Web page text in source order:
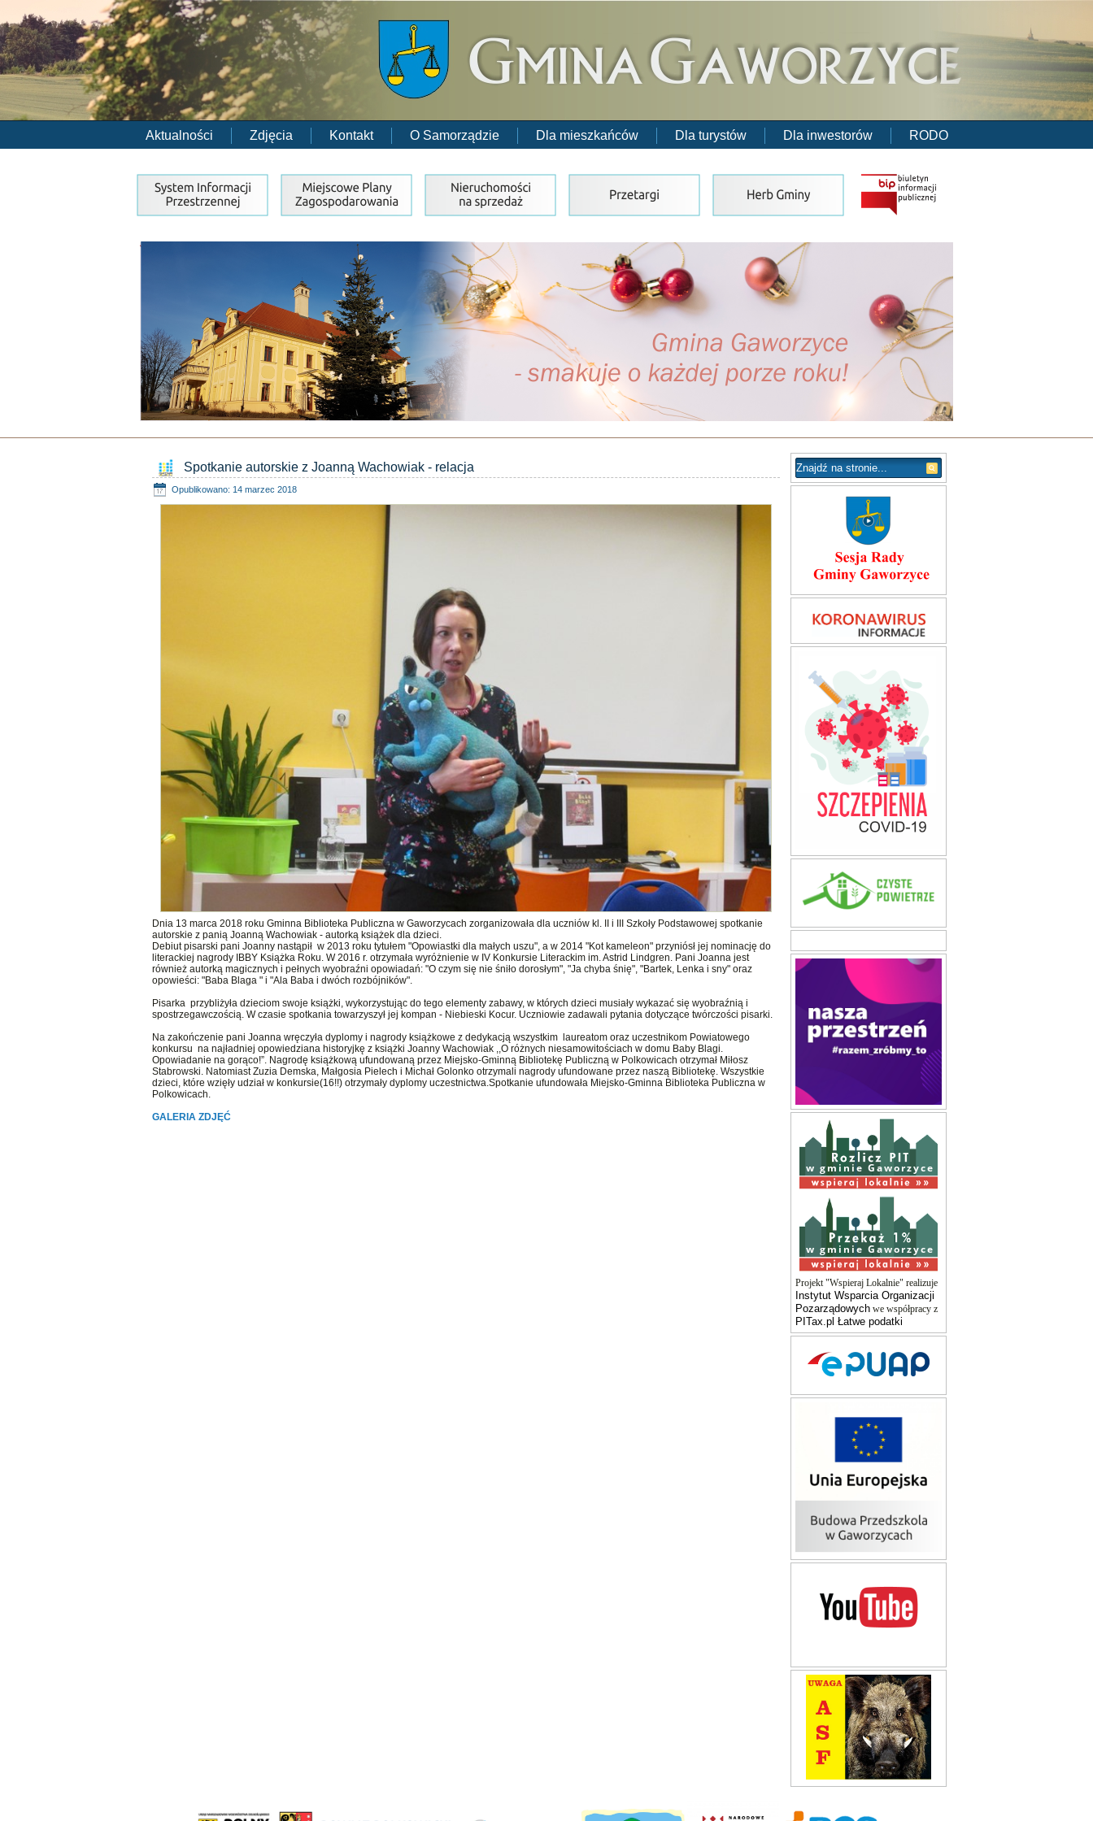
Aktualności Zdjęcia Kontakt O Samorządzie Dla mieszkańców Dla turystów Dla inwestorów RODO
Spotkanie autorskie z Joanną Wachowiak - relacja
Opublikowano: 14 marzec 2018
Dnia 13 marca 2018 roku Gminna Biblioteka Publiczna w Gaworzycach zorganizowała dla uczniów kl. II i III Szkoły Podstawowej spotkanie
autorskie z panią Joanną Wachowiak - autorką książek dla dzieci.
Debiut pisarski pani Joanny nastąpił w 2013 roku tytułem "Opowiastki dla małych uszu", a w 2014 "Kot kameleon" przyniósł jej nominację do
literackiej nagrody IBBY Książka Roku. W 2016 r. otrzymała wyróżnienie w IV Konkursie Literackim im. Astrid Lindgren. Pani Joanna jest
również autorką magicznych i pełnych wyobraźni opowiadań: "O czym się nie śniło dorosłym", "Ja chyba śnię", "Bartek, Lenka i sny" oraz
opowieści: "Baba Blaga " i "Ala Baba i dwóch rozbójników".
Pisarka przybliżyła dzieciom swoje książki, wykorzystując do tego elementy zabawy, w których dzieci musiały wykazać się wyobraźnią i
spostrzegawczością. W czasie spotkania towarzyszył jej kompan - Niebieski Kocur. Uczniowie zadawali pytania dotyczące twórczości pisarki.
Na zakończenie pani Joanna wręczyła dyplomy i nagrody książkowe z dedykacją wszystkim laureatom oraz uczestnikom Powiatowego
konkursu na najładniej opowiedziana historyjkę z książki Joanny Wachowiak ,,O różnych niesamowitościach w domu Baby Blagi.
Opowiadanie na gorąco!”. Nagrodę książkową ufundowaną przez Miejsko-Gminną Bibliotekę Publiczną w Polkowicach otrzymał Miłosz
Stabrowski. Natomiast Zuzia Demska, Małgosia Pielech i Michał Golonko otrzymali nagrody ufundowane przez naszą Bibliotekę. Wszystkie
dzieci, które wzięły udział w konkursie(16!!) otrzymały dyplomy uczestnictwa.Spotkanie ufundowała Miejsko-Gminna Biblioteka Publiczna w
Polkowicach.
GALERIA ZDJĘĆ
w gminie Gaworzyce
w gminie Gaworzyce
Projekt "Wspieraj Lokalnie" realizuje
Instytut Wsparcia Organizacji
Pozarządowych we współpracy z
PITax.pl Łatwe podatki